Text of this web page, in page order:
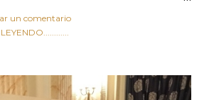
bolsa, frutos secos fritos o snacks
de grasas saturadas y sodio?
tostado y crujiente que tanto nos
crujientes al horno van a cambiar
un comentario